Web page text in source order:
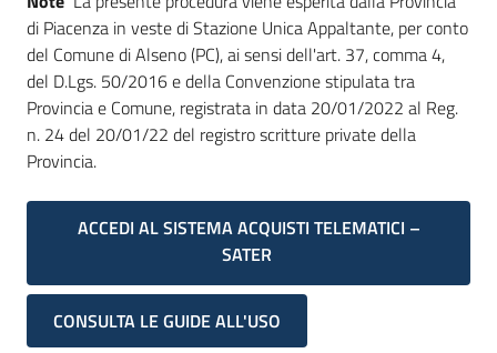
di Piacenza in veste di Stazione Unica Appaltante, per conto
del Comune di Alseno (PC), ai sensi dell'art. 37, comma 4,
del D.Lgs. 50/2016 e della Convenzione stipulata tra
Provincia e Comune, registrata in data 20/01/2022 al Reg.
n. 24 del 20/01/22 del registro scritture private della
Provincia.
ACCEDI AL SISTEMA ACQUISTI TELEMATICI –
SATER
CONSULTA LE GUIDE ALL'USO